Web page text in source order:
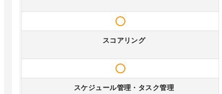
スコアリング
スケジュール管理・タスク管理